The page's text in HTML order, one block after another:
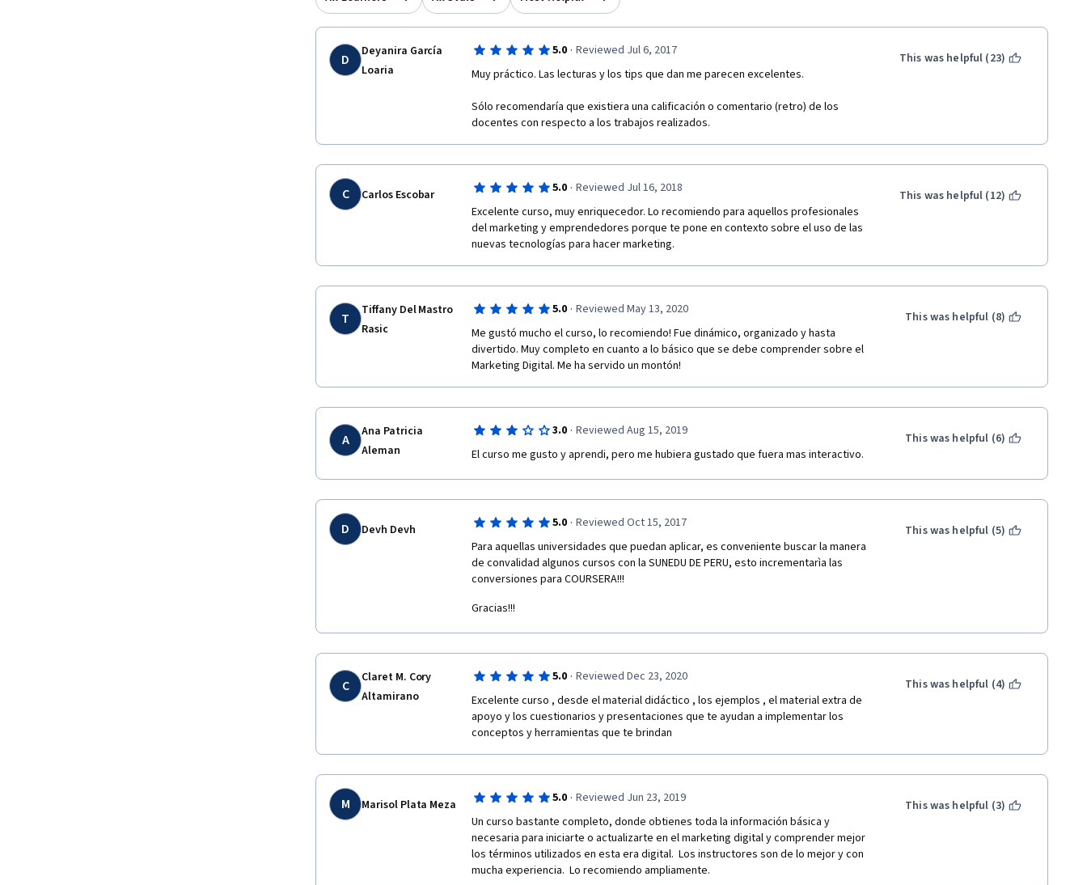
D
Deyanira García
Loaria
5.0 · Reviewed Jul 6, 2017
Muy práctico. Las lecturas y los tips que dan me parecen excelentes.
Sólo recomendaría que existiera una calificación o comentario (retro) de los
docentes con respecto a los trabajos realizados.
This was helpful (23)
C Carlos Escobar 5.0 · Reviewed Jul 16, 2018
Excelente curso, muy enriquecedor. Lo recomiendo para aquellos profesionales
del marketing y emprendedores porque te pone en contexto sobre el uso de las
nuevas tecnologías para hacer marketing.
This was helpful (12)
T
Tiffany Del Mastro
Rasic
5.0 · Reviewed May 13, 2020
Me gustó mucho el curso, lo recomiendo! Fue dinámico, organizado y hasta
divertido. Muy completo en cuanto a lo básico que se debe comprender sobre el
Marketing Digital. Me ha servido un montón!
This was helpful (8)
A
Ana Patricia
Aleman
3.0 · Reviewed Aug 15, 2019
El curso me gusto y aprendi, pero me hubiera gustado que fuera mas interactivo.
This was helpful (6)
D Devh Devh 5.0 · Reviewed Oct 15, 2017
Para aquellas universidades que puedan aplicar, es conveniente buscar la manera
de convalidad algunos cursos con la SUNEDU DE PERU, esto incrementarìa las
conversiones para COURSERA!!!
Gracias!!!
This was helpful (5)
C
Claret M. Cory
Altamirano
5.0 · Reviewed Dec 23, 2020
Excelente curso , desde el material didáctico , los ejemplos , el material extra de
apoyo y los cuestionarios y presentaciones que te ayudan a implementar los
conceptos y herramientas que te brindan
This was helpful (4)
M Marisol Plata Meza 5.0 · Reviewed Jun 23, 2019
Un curso bastante completo, donde obtienes toda la información básica y
necesaria para iniciarte o actualizarte en el marketing digital y comprender mejor
los términos utilizados en esta era digital.  Los instructores son de lo mejor y con
mucha experiencia.  Lo recomiendo ampliamente.
This was helpful (3)